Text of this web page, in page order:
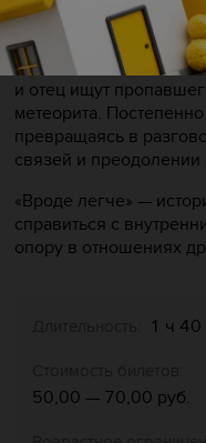
непростой период.
отправляется на
понимания. В это же
и отец ищут
метеорита.
превращаясь в
связей и
«Вроде легче» —
справиться с
опору в отношениях
1 ч 40
50,00 — 70,00 руб.